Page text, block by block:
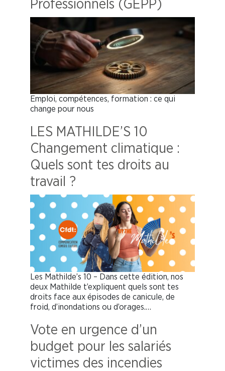
Professionnels (GEPP)
Emploi, compétences, formation : ce qui
change pour nous
LES MATHILDE’S 10
Changement climatique :
Quels sont tes droits au
travail ?
Les Mathilde’s 10 – Dans cette édition, nos
deux Mathilde t’expliquent quels sont tes
droits face aux épisodes de canicule, de
froid, d’inondations ou d’orages.…
Vote en urgence d’un
budget pour les salariés
victimes des incendies